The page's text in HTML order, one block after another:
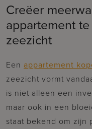
Creëer
appartement
zeezicht
Een appartement
zeezicht vormt
is niet alleen een
maar ook in een
staat bekend om zijn